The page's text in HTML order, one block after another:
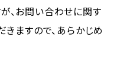
、お問い合わせに関す
ますので、あらかじめ